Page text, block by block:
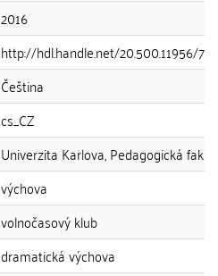
2016
http://hdl.handle.net/20.500.11956/
Čeština
cs_CZ
Univerzita Karlova, Pedagogická
výchova
volnočasový klub
dramatická výchova